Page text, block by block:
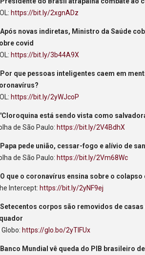
https://bit.ly/2xgnADz
Após novas indiretas, Ministro da Saúde
covid
https://bit.ly/3b44A9X
Por que pessoas inteligentes caem em
https://bit.ly/2yWJcoP
'Cloroquina está sendo vista como
de São Paulo: https://bit.ly/2V4BdhX
Papa pede união, cessar-fogo e alívio de
de São Paulo: https://bit.ly/2Vm68Wc
O que o coronavírus ensina sobre o
Intercept: https://bit.ly/2yNF9ej
Setecentos corpos são removidos de casas
Globo: https://glo.bo/2yTIFUx
Banco Mundial vê queda do PIB brasileiro